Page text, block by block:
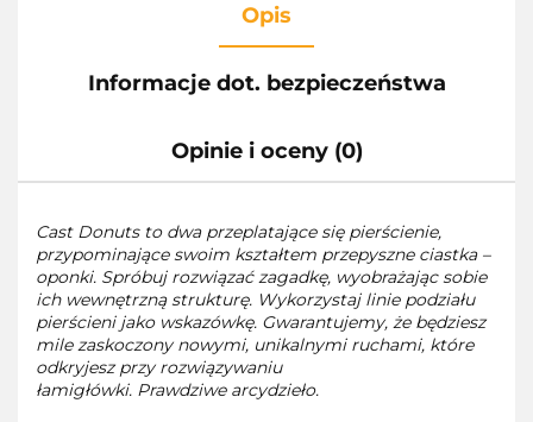
Opis
Informacje dot. bezpieczeństwa
Opinie i oceny (0)
Cast Donuts to dwa przeplatające się pierścienie,
przypominające swoim kształtem przepyszne ciastka –
oponki. Spróbuj rozwiązać zagadkę, wyobrażając sobie
ich wewnętrzną strukturę. Wykorzystaj linie podziału
pierścieni jako wskazówkę. Gwarantujemy, że będziesz
mile zaskoczony nowymi, unikalnymi ruchami, które
odkryjesz przy rozwiązywaniu
łamigłówki. Prawdziwe arcydzieło.